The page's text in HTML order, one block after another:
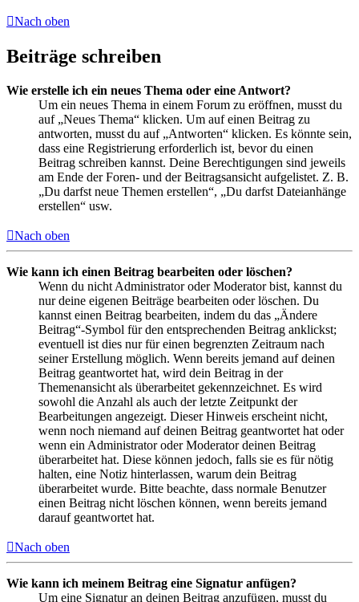
Nach oben
Beiträge schreiben
Wie erstelle ich ein neues Thema oder eine Antwort?
Um ein neues Thema in einem Forum zu eröffnen, musst du
auf „Neues Thema“ klicken. Um auf einen Beitrag zu
antworten, musst du auf „Antworten“ klicken. Es könnte sein,
dass eine Registrierung erforderlich ist, bevor du einen
Beitrag schreiben kannst. Deine Berechtigungen sind jeweils
am Ende der Foren- und der Beitragsansicht aufgelistet. Z. B.
„Du darfst neue Themen erstellen“, „Du darfst Dateianhänge
erstellen“ usw.
Nach oben
Wie kann ich einen Beitrag bearbeiten oder löschen?
Wenn du nicht Administrator oder Moderator bist, kannst du
nur deine eigenen Beiträge bearbeiten oder löschen. Du
kannst einen Beitrag bearbeiten, indem du das „Ändere
Beitrag“-Symbol für den entsprechenden Beitrag anklickst;
eventuell ist dies nur für einen begrenzten Zeitraum nach
seiner Erstellung möglich. Wenn bereits jemand auf deinen
Beitrag geantwortet hat, wird dein Beitrag in der
Themenansicht als überarbeitet gekennzeichnet. Es wird
sowohl die Anzahl als auch der letzte Zeitpunkt der
Bearbeitungen angezeigt. Dieser Hinweis erscheint nicht,
wenn noch niemand auf deinen Beitrag geantwortet hat oder
wenn ein Administrator oder Moderator deinen Beitrag
überarbeitet hat. Diese können jedoch, falls sie es für nötig
halten, eine Notiz hinterlassen, warum dein Beitrag
überarbeitet wurde. Bitte beachte, dass normale Benutzer
einen Beitrag nicht löschen können, wenn bereits jemand
darauf geantwortet hat.
Nach oben
Wie kann ich meinem Beitrag eine Signatur anfügen?
Um eine Signatur an deinen Beitrag anzufügen, musst du